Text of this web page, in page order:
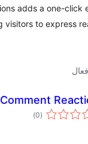
adds a one-click
visitors to express
(0 مجموع
امتیازها
)